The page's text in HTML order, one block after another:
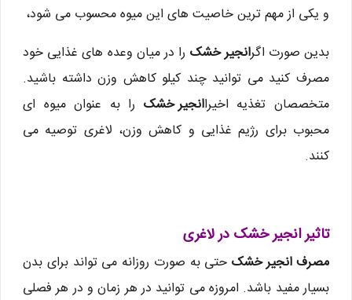
و یکی از مهم ترین خاصیت های این میوه محسوب می شود،
بدین صورت اگرانجیر خشک را در میان وعده های غذایی خود
مصرف کنید می توانید چند کیلو کاهش وزن داشته باشید.
متخصصان تغذیه اخیراانجیر خشک را به عنوان میوه ای
محبوب برای رژیم غذایی و کاهش وزن، لاغری توصیه می
کنند.
تاثیر انجیر خشک در لاغری
مصرف انجیر خشک حتی به صورت روزانه می تواند برای بدن
بسیار مفید باشد. امروزه می توانید در هر زمان و در هر فصلی